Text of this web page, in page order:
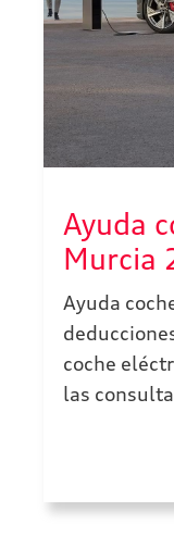
Ayuda
Murcia
Ayuda
coche
las
quienes
vehículo
qué
pueden